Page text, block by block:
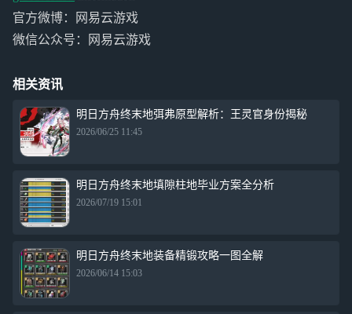
官方微博：网易云游戏
微信公众号：网易云游戏
相关资讯
明日方舟终末地弭弗原型解析：王灵官身份揭秘
2026/06/25 11:45
明日方舟终末地填隙柱地毕业方案全分析
2026/07/19 15:01
明日方舟终末地装备精锻攻略一图全解
2026/06/14 15:03